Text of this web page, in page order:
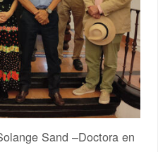
Sand –Doctora en